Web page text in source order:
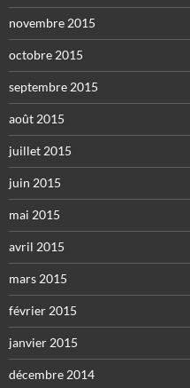
novembre 2015
octobre 2015
septembre 2015
août 2015
juillet 2015
juin 2015
mai 2015
avril 2015
mars 2015
février 2015
janvier 2015
décembre 2014